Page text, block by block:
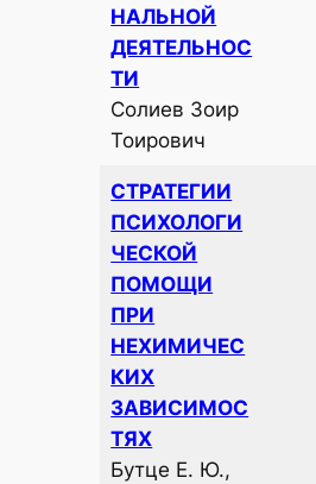
НАЛЬНОЙ
ДЕЯТЕЛЬНОС
ТИ
Солиев Зоир
Тоирович
СТРАТЕГИИ
ПСИХОЛОГИ
ЧЕСКОЙ
ПОМОЩИ
ПРИ
НЕХИМИЧЕС
КИХ
ЗАВИСИМОС
ТЯХ
Бутце Е. Ю.,